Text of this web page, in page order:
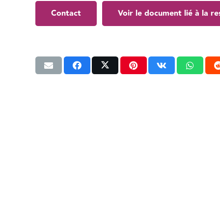
Contact Voir le document lié à la